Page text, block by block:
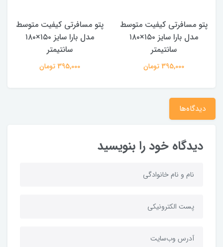
پتو مسافرتی کیفیت متوسط
مدل بارا سایز ۱۵۰×۱۸۰
سانتیمتر
395,000 تومان
پتو مسافرتی کیفیت متوسط
مدل بارا سایز ۱۵۰×۱۸۰
سانتیمتر
395,000 تومان
دیدگاه‌ها
دیدگاه خود را بنویسید